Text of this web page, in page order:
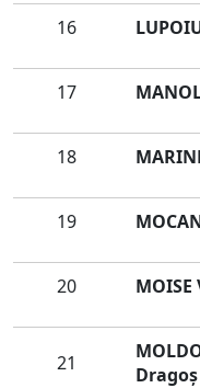
16
17
18
19
20 MOISE
21
Dragoş